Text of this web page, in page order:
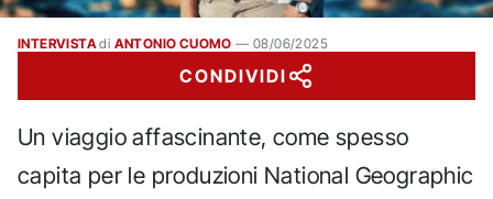
INTERVISTAdi ANTONIO CUOMO —08/06/2025
CONDIVIDI
Un viaggio affascinante, come spesso
capita per le produzioni National Geographic